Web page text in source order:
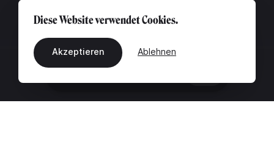
Diese Website verwendet Cookies.
Akzeptieren Ablehnen